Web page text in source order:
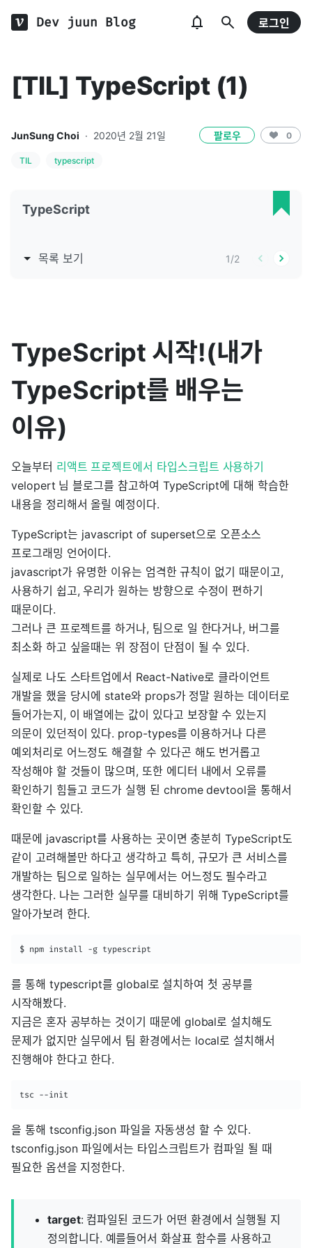
Dev juun Blog 로그인
[TIL] TypeScript (1)
JunSung Choi · 2020년 2월 21일 팔로우 0
TIL typescript
TypeScript
목록 보기 1/2
TypeScript 시작!(내가
TypeScript를 배우는
이유)
오늘부터 리액트 프로젝트에서 타입스크립트 사용하기
velopert 님 블로그를 참고하여 TypeScript에 대해 학습한
내용을 정리해서 올릴 예정이다.
TypeScript는 javascript of superset으로 오픈소스
프로그래밍 언어이다.
javascript가 유명한 이유는 엄격한 규칙이 없기 때문이고,
사용하기 쉽고, 우리가 원하는 방향으로 수정이 편하기
때문이다.
그러나 큰 프로젝트를 하거나, 팀으로 일 한다거나, 버그를
최소화 하고 싶을때는 위 장점이 단점이 될 수 있다.
실제로 나도 스타트업에서 React-Native로 클라이언트
개발을 했을 당시에 state와 props가 정말 원하는 데이터로
들어가는지, 이 배열에는 값이 있다고 보장할 수 있는지
의문이 있던적이 있다. prop-types를 이용하거나 다른
예외처리로 어느정도 해결할 수 있다곤 해도 번거롭고
작성해야 할 것들이 많으며, 또한 에디터 내에서 오류를
확인하기 힘들고 코드가 실행 된 chrome devtool을 통해서
확인할 수 있다.
때문에 javascript를 사용하는 곳이면 충분히 TypeScript도
같이 고려해볼만 하다고 생각하고 특히, 규모가 큰 서비스를
개발하는 팀으로 일하는 실무에서는 어느정도 필수라고
생각한다. 나는 그러한 실무를 대비하기 위해 TypeScript를
알아가보려 한다.
$ npm install -g typescript
를 통해 typescript를 global로 설치하여 첫 공부를
시작해봤다.
지금은 혼자 공부하는 것이기 때문에 global로 설치해도
문제가 없지만 실무에서 팀 환경에서는 local로 설치해서
진행해야 한다고 한다.
tsc --init
을 통해 tsconfig.json 파일을 자동생성 할 수 있다.
tsconfig.json 파일에서는 타입스크립트가 컴파일 될 때
필요한 옵션을 지정한다.
target: 컴파일된 코드가 어떤 환경에서 실행될 지
정의합니다. 예를들어서 화살표 함수를 사용하고